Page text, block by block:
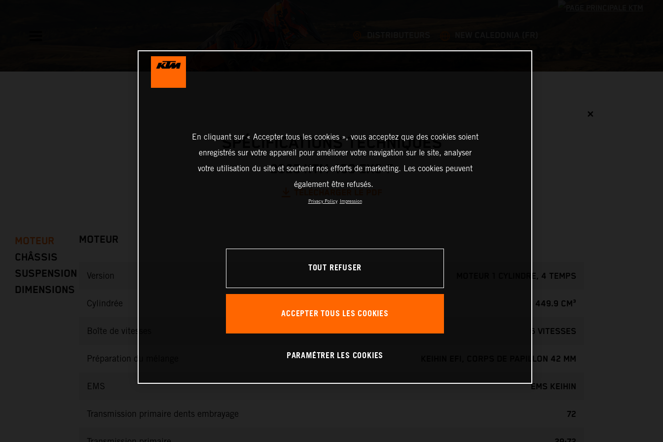
✕
SPÉCIFICATIONS TECHNIQUES
2025 KTM 450 EXC-F
MOTEUR
CHÂSSIS
SUSPENSION
DIMENSIONS
MOTEUR
Version MOTEUR 1 CYLINDRE, 4 TEMPS
Cylindrée 449.9 CM³
Boîte de vitesses 6 VITESSES
Préparation du mélange KEIHIN EFI, CORPS DE PAPILLON 42 MM
EMS EMS KEIHIN
Transmission primaire dents embrayage 72
En cliquant sur « Accepter tous les cookies », vous acceptez que des cookies soient
enregistrés sur votre appareil pour améliorer votre navigation sur le site, analyser
votre utilisation du site et soutenir nos efforts de marketing. Les cookies peuvent
également être refusés.
Privacy Policy Impression
TOUT REFUSER
ACCEPTER TOUS LES COOKIES
PARAMÉTRER LES COOKIES